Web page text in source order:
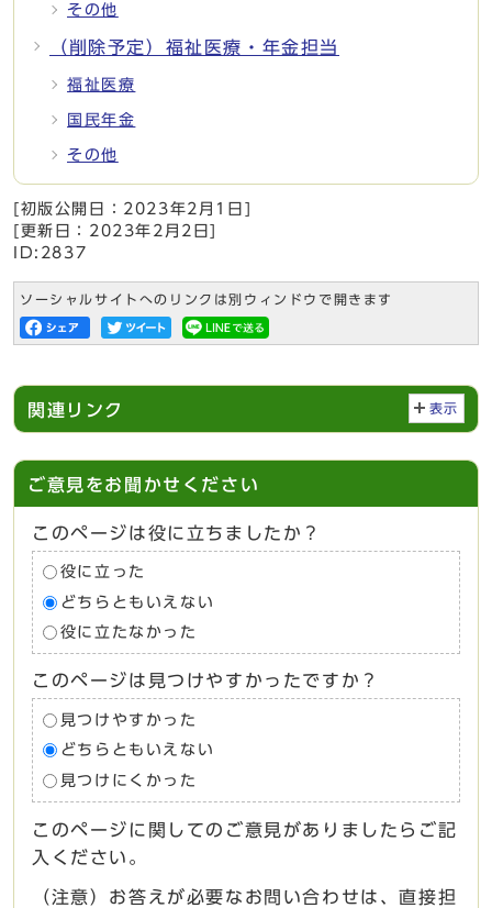
その他
（削除予定）福祉医療・年金担当
福祉医療
国民年金
その他
[初版公開日： 2023年2月1日
[更新日： 2023年2月2日
ID:2837
ソーシャルサイトへのリンクは別ウィンドウで開きます
関連リンク 表示
ご意見をお聞かせください
このページは役に立ちましたか？
役に立った
どちらともいえない
役に立たなかった
このページは見つけやすかったですか？
見つけやすかった
どちらともいえない
見つけにくかった
このページに関してのご意見がありましたらご記
入ください。
（注意）お答えが必要なお問い合わせは、直接担